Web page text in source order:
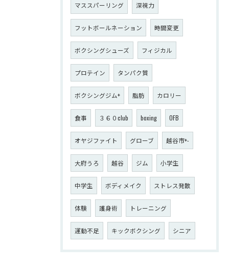
マススパーリング 深視力
フットボールネーション 時間変更
ボクシングシューズ フィジカル
プロテイン タンパク質
ボクシングジム+ 脂肪 カロリー
食事 ３６０club boxing OFB
オヤジファイト グローブ 越谷市+-
大府うろ 越谷 ジム 小学生
中学生 ボディメイク ストレス発散
体験 護身術 トレーニング
運動不足 キックボクシング シニア